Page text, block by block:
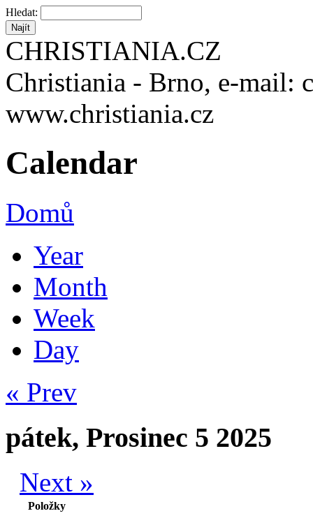
Hledat:
CHRISTIANIA.CZ
Christiania - Brno, e-mail:
www.christiania.cz
Calendar
Domů
Year
Month
Week
Day
« Prev
pátek, Prosinec 5 2025
Next »
Položky